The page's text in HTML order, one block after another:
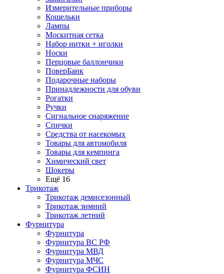
Измерительные приборы
Кошельки
Лампы
Москитная сетка
Набор нитки + иголки
Носки
Перцовые баллончики
ПоверБанк
Подарочные наборы
Принадлежности для обуви
Рогатки
Ручки
Сигнальное снаряжение
Спички
Средства от насекомых
Товары для автомобиля
Товары для кемпинга
Химический свет
Шокеры
Ещё 16
Трикотаж
Трикотаж демисезонный
Трикотаж зимний
Трикотаж летний
Фурнитура
Фурнитура
Фурнитура ВС РФ
Фурнитура МВД
Фурнитура МЧС
Фурнитура ФСИН